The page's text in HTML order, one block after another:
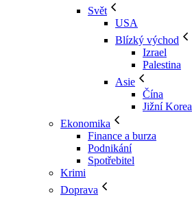
Svět
USA
Blízký východ
Izrael
Palestina
Asie
Čína
Jižní Korea
Ekonomika
Finance a burza
Podnikání
Spotřebitel
Krimi
Doprava